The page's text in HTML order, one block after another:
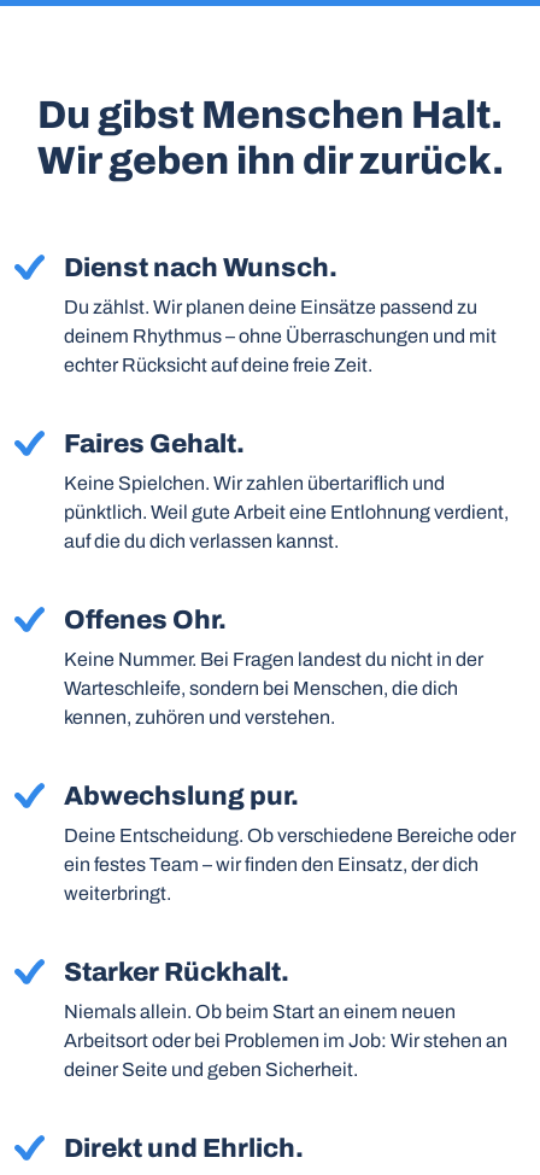
Du gibst Menschen Halt.
Wir geben ihn dir zurück.
Dienst nach Wunsch.
Du zählst. Wir planen deine Einsätze passend zu
deinem Rhythmus – ohne Überraschungen und mit
echter Rücksicht auf deine freie Zeit.
Faires Gehalt.
Keine Spielchen. Wir zahlen übertariflich und
pünktlich. Weil gute Arbeit eine Entlohnung verdient,
auf die du dich verlassen kannst.
Offenes Ohr.
Keine Nummer. Bei Fragen landest du nicht in der
Warteschleife, sondern bei Menschen, die dich
kennen, zuhören und verstehen.
Abwechslung pur.
Deine Entscheidung. Ob verschiedene Bereiche oder
ein festes Team – wir finden den Einsatz, der dich
weiterbringt.
Starker Rückhalt.
Niemals allein. Ob beim Start an einem neuen
Arbeitsort oder bei Problemen im Job: Wir stehen an
deiner Seite und geben Sicherheit.
Direkt und Ehrlich.